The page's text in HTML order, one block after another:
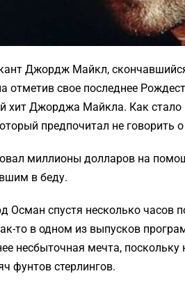
Джордж Майкл,
отметив свое последнее
хит Джорджа Майкла. Как
предпочитал не говорить
миллионы долларов на
в беду.
Осман спустя несколько часов
то в одном из выпусков
несбыточная мечта,
фунтов стерлингов.